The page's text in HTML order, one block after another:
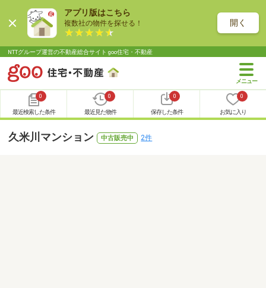
アプリ版はこちら
複数社の物件を探せる！ 開く
NTTグループ運営の不動産総合サイト goo住宅・不動産
0
最近検索した条件
0
最近見た物件
0
保存した条件
0
お気に入り
久米川マンション 中古販売中 2件